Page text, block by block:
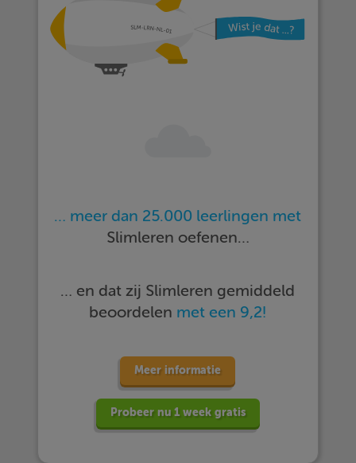
… meer dan 25.000 leerlingen met
Slimleren oefenen…
… en dat zij Slimleren gemiddeld
beoordelen met een 9,2!
Meer informatie
Probeer nu 1 week gratis